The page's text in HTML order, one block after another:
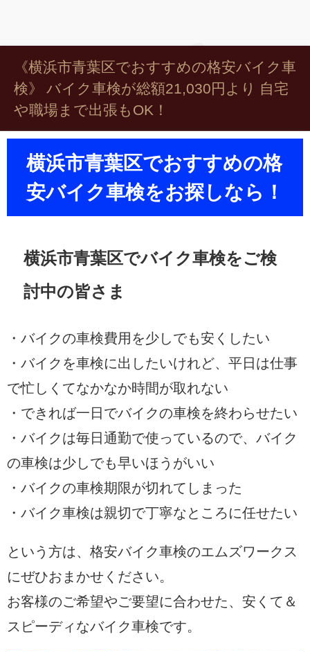
《横浜市青葉区でおすすめの格安バイク車
検》 バイク車検が総額21,030円より 自宅
や職場まで出張もOK！
横浜市青葉区でおすすめの格
安バイク車検をお探しなら！
横浜市青葉区でバイク車検をご検
討中の皆さま
・バイクの車検費用を少しでも安くしたい
・バイクを車検に出したいけれど、平日は仕事
で忙しくてなかなか時間が取れない
・できれば一日でバイクの車検を終わらせたい
・バイクは毎日通勤で使っているので、バイク
の車検は少しでも早いほうがいい
・バイクの車検期限が切れてしまった
・バイク車検は親切で丁寧なところに任せたい
という方は、格安バイク車検のエムズワークス
にぜひおまかせください。
お客様のご希望やご要望に合わせた、安くて＆
スピーディなバイク車検です。